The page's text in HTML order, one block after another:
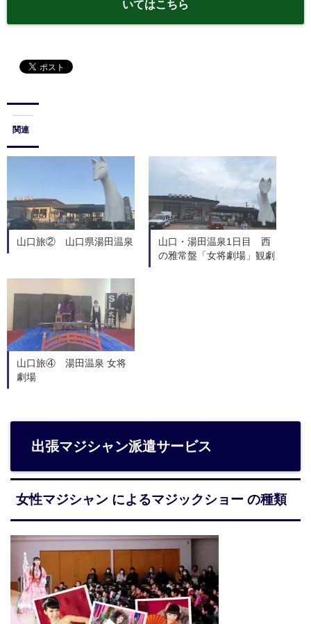
いてはこちら
関連
山口旅② 山口県湯田温泉
山口・湯田温泉1日目 西
の雅常盤「女将劇場」観劇
山口旅④ 湯田温泉 女将
劇場
出張マジシャン派遣サービス
女性マジシャン によるマジックショー の種類